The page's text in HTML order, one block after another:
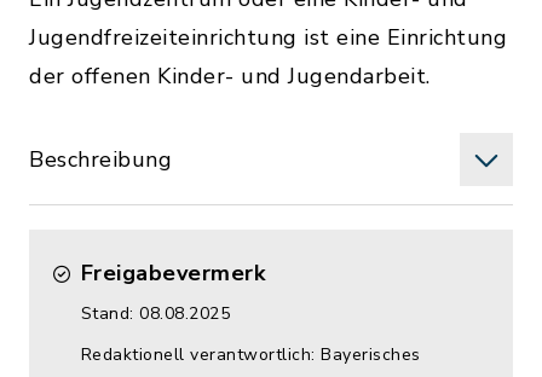
Jugendfreizeiteinrichtung ist eine Einrichtung
der offenen Kinder- und Jugendarbeit.
Beschreibung
Freigabevermerk
Stand: 08.08.2025
Redaktionell verantwortlich: Bayerisches